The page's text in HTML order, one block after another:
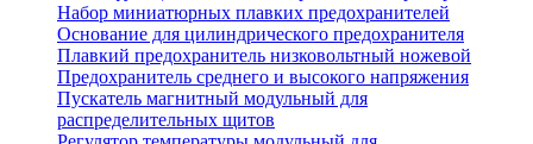
Набор миниатюрных плавких предохранителей
Основание для цилиндрического предохранителя
Плавкий предохранитель низковольтный ножевой
Предохранитель среднего и высокого напряжения
Пускатель магнитный модульный для
распределительных щитов